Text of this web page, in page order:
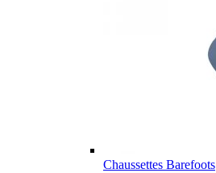
Chaussettes Barefoots